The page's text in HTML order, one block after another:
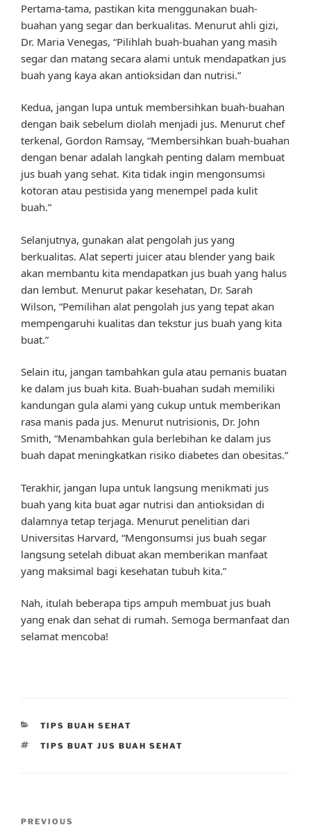
Pertama-tama, pastikan kita menggunakan buah-
buahan yang segar dan berkualitas. Menurut ahli gizi,
Dr. Maria Venegas, “Pilihlah buah-buahan yang masih
segar dan matang secara alami untuk mendapatkan jus
buah yang kaya akan antioksidan dan nutrisi.”
Kedua, jangan lupa untuk membersihkan buah-buahan
dengan baik sebelum diolah menjadi jus. Menurut chef
terkenal, Gordon Ramsay, “Membersihkan buah-buahan
dengan benar adalah langkah penting dalam membuat
jus buah yang sehat. Kita tidak ingin mengonsumsi
kotoran atau pestisida yang menempel pada kulit
buah.”
Selanjutnya, gunakan alat pengolah jus yang
berkualitas. Alat seperti juicer atau blender yang baik
akan membantu kita mendapatkan jus buah yang halus
dan lembut. Menurut pakar kesehatan, Dr. Sarah
Wilson, “Pemilihan alat pengolah jus yang tepat akan
mempengaruhi kualitas dan tekstur jus buah yang kita
buat.”
Selain itu, jangan tambahkan gula atau pemanis buatan
ke dalam jus buah kita. Buah-buahan sudah memiliki
kandungan gula alami yang cukup untuk memberikan
rasa manis pada jus. Menurut nutrisionis, Dr. John
Smith, “Menambahkan gula berlebihan ke dalam jus
buah dapat meningkatkan risiko diabetes dan obesitas.”
Terakhir, jangan lupa untuk langsung menikmati jus
buah yang kita buat agar nutrisi dan antioksidan di
dalamnya tetap terjaga. Menurut penelitian dari
Universitas Harvard, “Mengonsumsi jus buah segar
langsung setelah dibuat akan memberikan manfaat
yang maksimal bagi kesehatan tubuh kita.”
Nah, itulah beberapa tips ampuh membuat jus buah
yang enak dan sehat di rumah. Semoga bermanfaat dan
selamat mencoba!
CATEGORIES
TIPS BUAH SEHAT
TAGS
TIPS BUAT JUS BUAH SEHAT
Previous
PREVIOUS